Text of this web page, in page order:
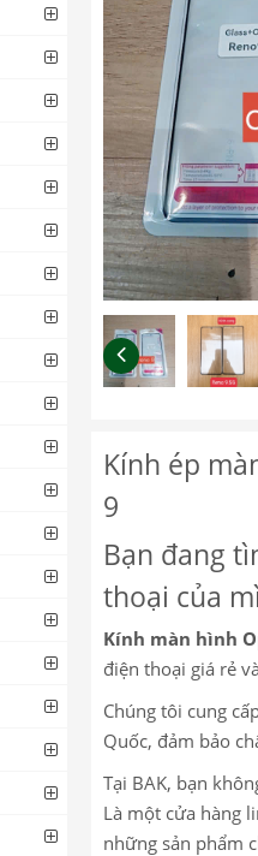
Kính ép
9
Bạn đang
thoại của
Kính màn hình
điện thoại giá rẻ
Chúng tôi cung
Quốc, đảm bảo
Tại BAK, bạn
Là một cửa hàng
những sản phẩm